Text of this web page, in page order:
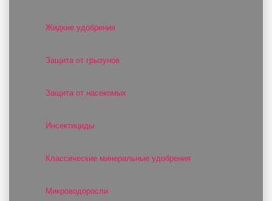
Жидкие удобрения
Защита от грызунов
Защита от насекомых
Инсектициды
Классические минеральные удобрения
Микроводоросли